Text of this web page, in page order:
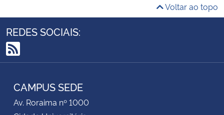
Voltar ao topo
REDES SOCIAIS:
RSS
CAMPUS SEDE
Av. Roraima nº 1000